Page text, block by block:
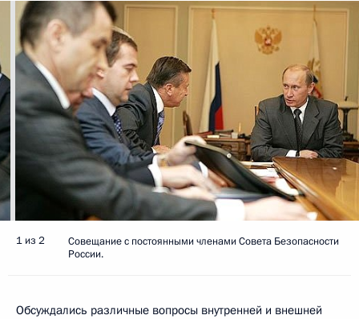
1 из 2
Совещание с постоянными членами Совета Безопасности
России.
Обсуждались различные вопросы внутренней и внешней